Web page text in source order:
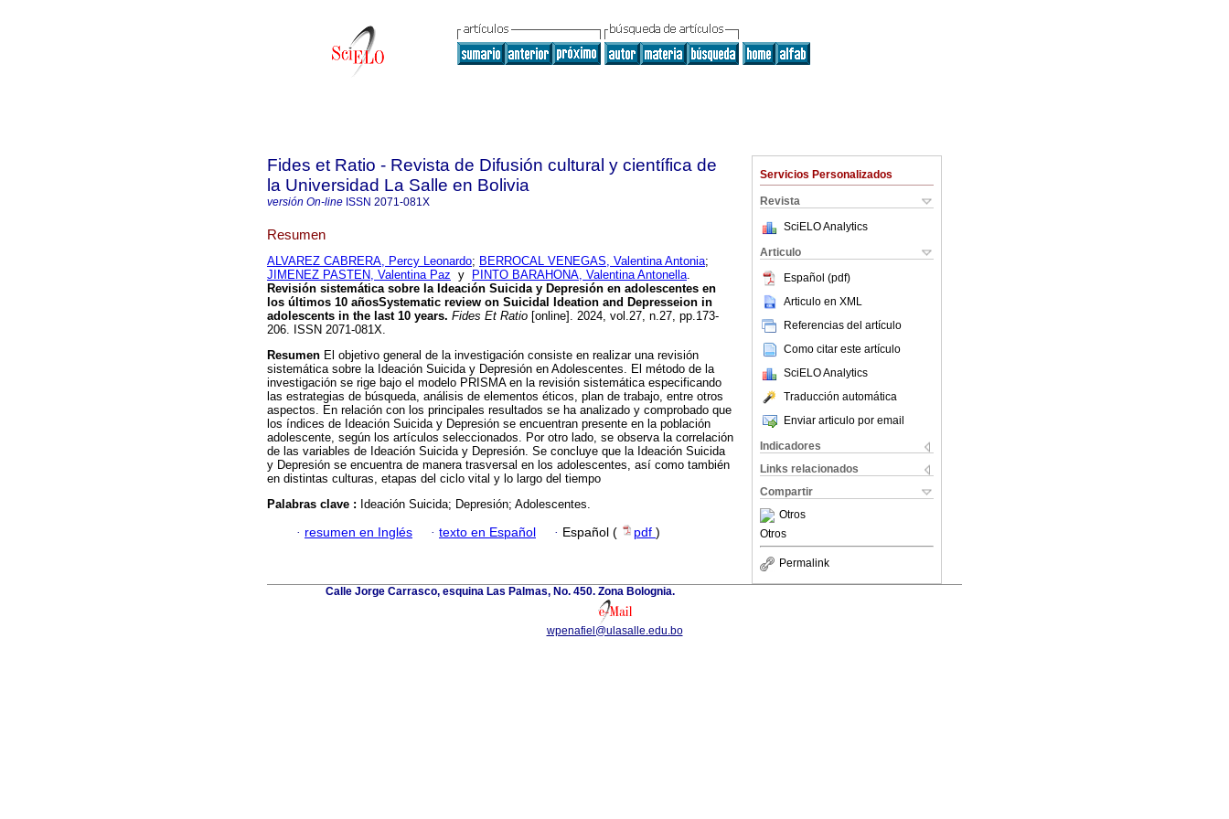
Servicios Personalizados
Revista
SciELO Analytics
Articulo
Español (pdf)
Articulo en XML
Referencias del artículo
Como citar este artículo
SciELO Analytics
Traducción automática
Enviar articulo por email
Indicadores
Links relacionados
Compartir
Otros
Otros
Permalink
Fides et Ratio - Revista de Difusión cultural y científica de
la Universidad La Salle en Bolivia
versión On-line ISSN 2071-081X
Resumen
ALVAREZ CABRERA, Percy Leonardo; BERROCAL VENEGAS, Valentina Antonia;
JIMENEZ PASTEN, Valentina Paz y PINTO BARAHONA, Valentina Antonella.
Revisión sistemática sobre la Ideación Suicida y Depresión en adolescentes en
los últimos 10 añosSystematic review on Suicidal Ideation and Depresseion in
adolescents in the last 10 years. Fides Et Ratio [online]. 2024, vol.27, n.27, pp.173-
206. ISSN 2071-081X.
Resumen El objetivo general de la investigación consiste en realizar una revisión
sistemática sobre la Ideación Suicida y Depresión en Adolescentes. El método de la
investigación se rige bajo el modelo PRISMA en la revisión sistemática especificando
las estrategias de búsqueda, análisis de elementos éticos, plan de trabajo, entre otros
aspectos. En relación con los principales resultados se ha analizado y comprobado que
los índices de Ideación Suicida y Depresión se encuentran presente en la población
adolescente, según los artículos seleccionados. Por otro lado, se observa la correlación
de las variables de Ideación Suicida y Depresión. Se concluye que la Ideación Suicida
y Depresión se encuentra de manera trasversal en los adolescentes, así como también
en distintas culturas, etapas del ciclo vital y lo largo del tiempo
Palabras clave : Ideación Suicida; Depresión; Adolescentes.
· resumen en Inglés · texto en Español · Español ( pdf )
Calle Jorge Carrasco, esquina Las Palmas, No. 450. Zona Bolognia.
wpenafiel@ulasalle.edu.bo